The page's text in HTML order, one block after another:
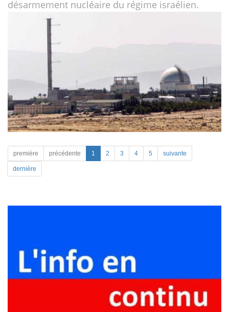
désarmement nucléaire du régime israélien.
première précédente 1 2 3 4 5 suivante
dernière